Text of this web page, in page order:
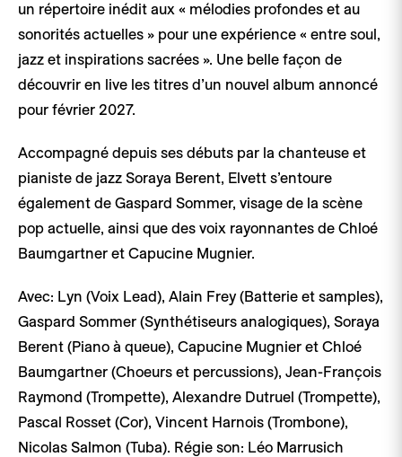
un répertoire inédit aux « mélodies profondes et au
sonorités actuelles » pour une expérience « entre soul,
jazz et inspirations sacrées ». Une belle façon de
découvrir en live les titres d’un nouvel album annoncé
pour février 2027.
Accompagné depuis ses débuts par la chanteuse et
pianiste de jazz Soraya Berent, Elvett s’entoure
également de Gaspard Sommer, visage de la scène
pop actuelle, ainsi que des voix rayonnantes de Chloé
Baumgartner et Capucine Mugnier.
Avec: Lyn (Voix Lead), Alain Frey (Batterie et samples),
Gaspard Sommer (Synthétiseurs analogiques), Soraya
Berent (Piano à queue), Capucine Mugnier et Chloé
Baumgartner (Choeurs et percussions), Jean-François
Raymond (Trompette), Alexandre Dutruel (Trompette),
Pascal Rosset (Cor), Vincent Harnois (Trombone),
Nicolas Salmon (Tuba). Régie son: Léo Marrusich